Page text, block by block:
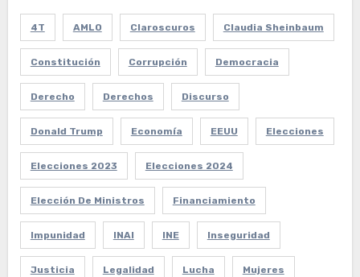
4T AMLO Claroscuros Claudia Sheinbaum
Constitución Corrupción Democracia
Derecho Derechos Discurso
Donald Trump Economía EEUU Elecciones
Elecciones 2023 Elecciones 2024
Elección De Ministros Financiamiento
Impunidad INAI INE Inseguridad
Justicia Legalidad Lucha Mujeres